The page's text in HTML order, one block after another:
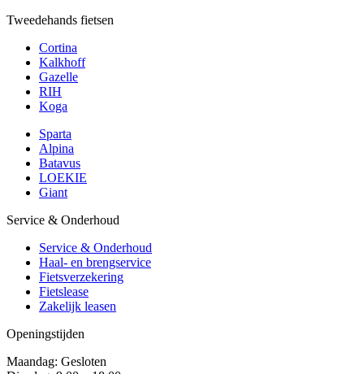
Tweedehands fietsen
Cortina
Kalkhoff
Gazelle
RIH
Koga
Sparta
Alpina
Batavus
LOEKIE
Giant
Service & Onderhoud
Service & Onderhoud
Haal- en brengservice
Fietsverzekering
Fietslease
Zakelijk leasen
Openingstijden
Maandag: Gesloten